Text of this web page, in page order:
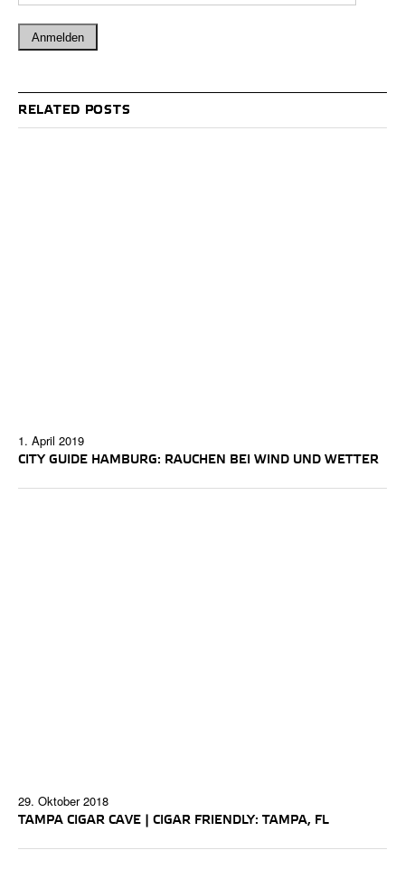
RELATED POSTS
1. April 2019
CITY GUIDE HAMBURG: RAUCHEN BEI WIND UND WETTER
29. Oktober 2018
TAMPA CIGAR CAVE | CIGAR FRIENDLY: TAMPA, FL